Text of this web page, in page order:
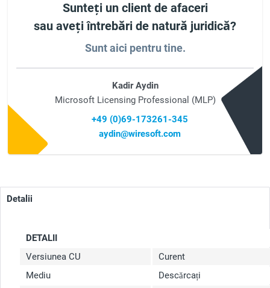
Sunteți un client de afaceri
sau aveți întrebări de natură juridică?
Sunt aici pentru tine.
Kadir Aydin
Microsoft Licensing Professional (MLP)
+49 (0)69-173261-345
aydin@wiresoft.com
Detalii
DETALII
Versiunea CU
Curent
Mediu
Descărcați